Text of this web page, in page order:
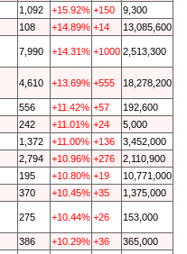
1,092 +15.92% +150
9,300
108 +14.89% +14 13,085,600
7,990 +14.31% +1000 2,513,300
4,610 +13.69% +555 18,278,200
556 +11.42% +57
192,600
242 +11.01% +24
5,000
1,372 +11.00% +136
3,452,000
2,794 +10.96% +276
2,110,900
195 +10.80% +19
10,771,000
370 +10.45% +35 1,375,000
275 +10.44% +26 153,000
386 +10.29% +36
365,000